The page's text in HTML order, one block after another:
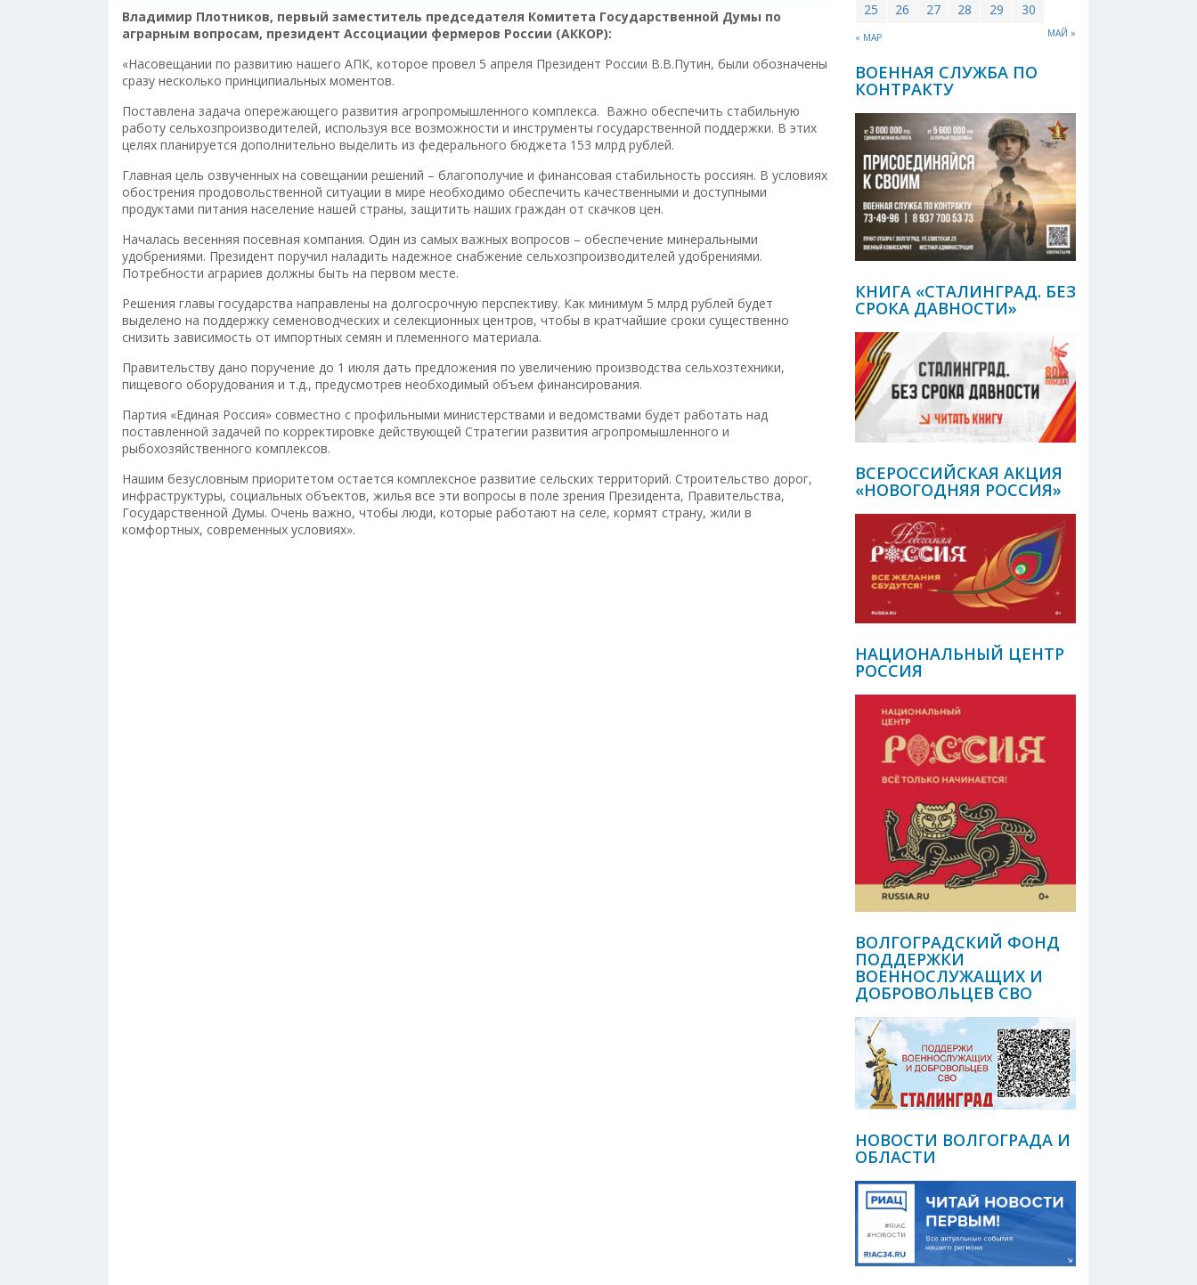
Владимир Плотников, первый заместитель председателя Комитета Государственной Думы по
аграрным вопросам, президент Ассоциации фермеров России (АККОР):
«Насовещании по развитию нашего АПК, которое провел 5 апреля Президент России В.В.Путин, были обозначены
сразу несколько принципиальных моментов.
Поставлена задача опережающего развития агропромышленного комплекса. Важно обеспечить стабильную
работу сельхозпроизводителей, используя все возможности и инструменты государственной поддержки. В этих
целях планируется дополнительно выделить из федерального бюджета 153 млрд рублей.
Главная цель озвученных на совещании решений – благополучие и финансовая стабильность россиян. В условиях
обострения продовольственной ситуации в мире необходимо обеспечить качественными и доступными
продуктами питания население нашей страны, защитить наших граждан от скачков цен.
Началась весенняя посевная компания. Один из самых важных вопросов – обеспечение минеральными
удобрениями. Президент поручил наладить надежное снабжение сельхозпроизводителей удобрениями.
Потребности аграриев должны быть на первом месте.
Решения главы государства направлены на долгосрочную перспективу. Как минимум 5 млрд рублей будет
выделено на поддержку семеноводческих и селекционных центров, чтобы в кратчайшие сроки существенно
снизить зависимость от импортных семян и племенного материала.
Правительству дано поручение до 1 июля дать предложения по увеличению производства сельхозтехники,
пищевого оборудования и т.д., предусмотрев необходимый объем финансирования.
Партия «Единая Россия» совместно с профильными министерствами и ведомствами будет работать над
поставленной задачей по корректировке действующей Стратегии развития агропромышленного и
рыбохозяйственного комплексов.
Нашим безусловным приоритетом остается комплексное развитие сельских территорий. Строительство дорог,
инфраструктуры, социальных объектов, жилья все эти вопросы в поле зрения Президента, Правительства,
Государственной Думы. Очень важно, чтобы люди, которые работают на селе, кормят страну, жили в
комфортных, современных условиях».
« МАР МАЙ »
25
26 27 28 29 30
ВОЕННАЯ СЛУЖБА ПО
КОНТРАКТУ
КНИГА «СТАЛИНГРАД. БЕЗ
СРОКА ДАВНОСТИ»
ВСЕРОССИЙСКАЯ АКЦИЯ
«НОВОГОДНЯЯ РОССИЯ»
НАЦИОНАЛЬНЫЙ ЦЕНТР
РОССИЯ
ВОЛГОГРАДСКИЙ ФОНД
ПОДДЕРЖКИ
ВОЕННОСЛУЖАЩИХ И
ДОБРОВОЛЬЦЕВ СВО
НОВОСТИ ВОЛГОГРАДА И
ОБЛАСТИ